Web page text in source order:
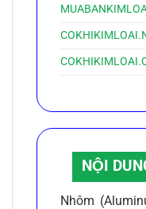
NỘI
Nhôm